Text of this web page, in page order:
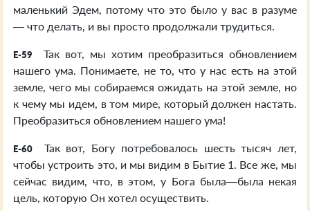
маленький Эдем, потому что это было у вас в разуме
— что делать, и вы просто продолжали трудиться.
E-59
Так вот, мы хотим преобразиться обновлением
нашего ума. Понимаете, не то, что у нас есть на этой
земле, чего мы собираемся ожидать на этой земле, но
к чему мы идем, в том мире, который должен настать.
Преобразиться обновлением нашего ума!
E-60
Так вот, Богу потребовалось шесть тысяч лет,
чтобы устроить это, и мы видим в Бытие 1. Все же, мы
сейчас видим, что, в этом, у Бога была—была некая
цель, которую Он хотел осуществить.